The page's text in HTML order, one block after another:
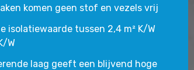
komen geen stof en vezels vrij
isolatiewaarde tussen 2,4 m² K/W
W
laag geeft een blijvend hoge